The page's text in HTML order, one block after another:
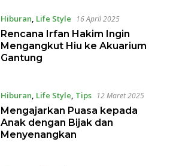
Hiburan, Life Style 16 April 2025
Rencana Irfan Hakim Ingin
Mengangkut Hiu ke Akuarium
Gantung
Hiburan, Life Style, Tips 12 Maret 2025
Mengajarkan Puasa kepada
Anak dengan Bijak dan
Menyenangkan